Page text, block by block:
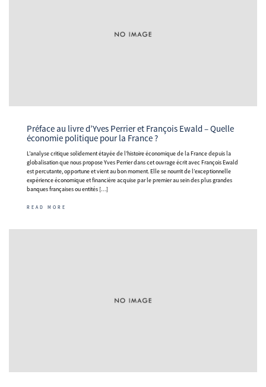
Préface au livre d’Yves Perrier et François Ewald – Quelle
économie politique pour la France ?
L’analyse critique solidement étayée de l’histoire économique de la France depuis la
globalisation que nous propose Yves Perrier dans cet ouvrage écrit avec François Ewald
est percutante, opportune et vient au bon moment. Elle se nourrit de l’exceptionnelle
expérience économique et financière acquise par le premier au sein des plus grandes
banques françaises ou entités […]
READ MORE